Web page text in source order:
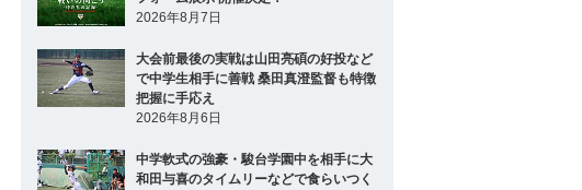
2026年8月7日
大会前最後の実戦は山田亮碩の好投など
で中学生相手に善戦 桑田真澄監督も特徴
把握に手応え
2026年8月6日
中学軟式の強豪・駿台学園中を相手に大
和田与喜のタイムリーなどで食らいつく